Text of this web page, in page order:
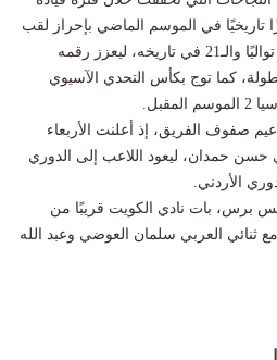
تاريخيًا في الموسم الماضي بإحراز لقب
الدوري الكويتي للمرة الخامسة تواليًا والـ21 في تاريخه، ليعزز رقمه
كما توج بكأس التحدي الآسيوي
صفوف الفريق، إذ أعلنت الأربعاء
حسن حمدان، ليعود اللاعب إلى الدوري
الأردني.
برس، بات نادي الكويت قريبًا من
مع ثنائي العربي سلمان العوضي وعبد الله